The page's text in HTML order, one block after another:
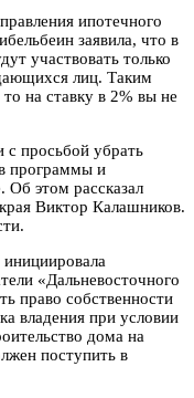
ипотечного
заявила, что в
участвовать только
лиц. Таким
на ставку в 2% вы не
с просьбой убрать
программы и
Об этом рассказал
Виктор Калашников.
«Дальневосточного
право собственности
владения при условии
дома на
поступить в